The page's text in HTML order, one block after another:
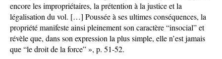
encore les impropriétaires, la prétention à la justice et la
légalisation du vol. […] Poussée à ses ultimes conséquences, la
propriété manifeste ainsi pleinement son caractère “insocial” et
révèle que, dans son expression la plus simple, elle n’est jamais
que “le droit de la force” », p. 51-52.